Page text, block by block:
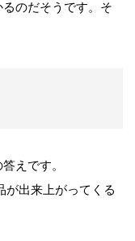
のだそうです。そ
えです。
が出来上がってくる